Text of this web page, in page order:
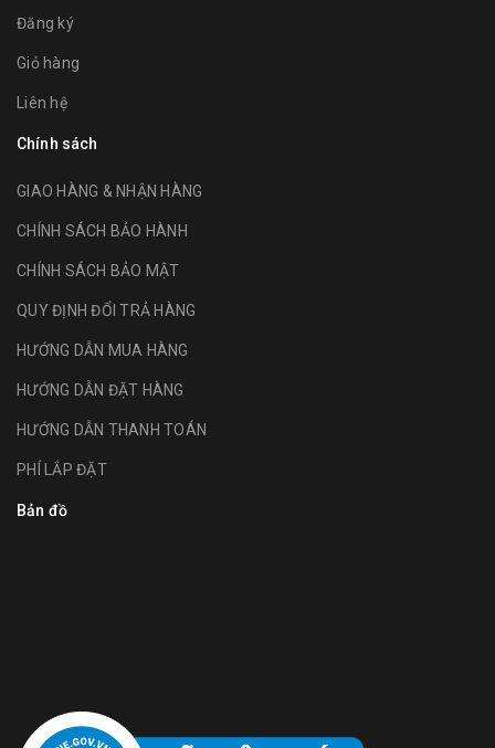
Đăng ký
Giỏ hàng
Liên hệ
Chính sách
GIAO HÀNG & NHẬN HÀNG
CHÍNH SÁCH BẢO HÀNH
CHÍNH SÁCH BẢO MẬT
QUY ĐỊNH ĐỔI TRẢ HÀNG
HƯỚNG DẪN MUA HÀNG
HƯỚNG DẪN ĐẶT HÀNG
HƯỚNG DẪN THANH TOÁN
PHÍ LẮP ĐẶT
Bản đồ